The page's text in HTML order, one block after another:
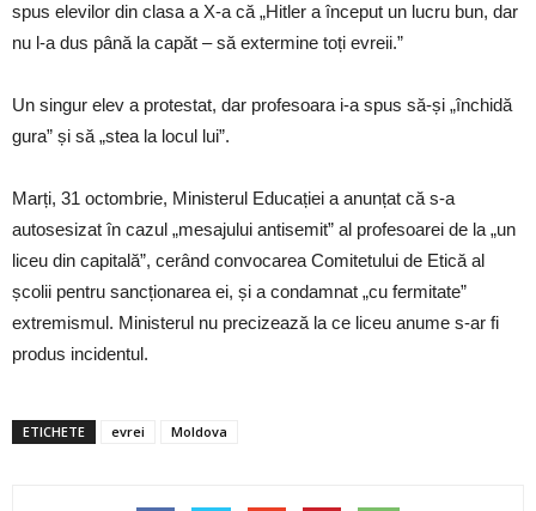
spus elevilor din clasa a X-a că „Hitler a început un lucru bun, dar
nu l-a dus până la capăt – să extermine toți evreii.”
Un singur elev a protestat, dar profesoara i-a spus să-și „închidă
gura” și să „stea la locul lui”.
Marți, 31 octombrie, Ministerul Educației a anunțat că s-a
autosesizat în cazul „mesajului antisemit” al profesoarei de la „un
liceu din capitală”, cerând convocarea Comitetului de Etică al
școlii pentru sancționarea ei, și a condamnat „cu fermitate”
extremismul. Ministerul nu precizează la ce liceu anume s-ar fi
produs incidentul.
ETICHETE evrei Moldova